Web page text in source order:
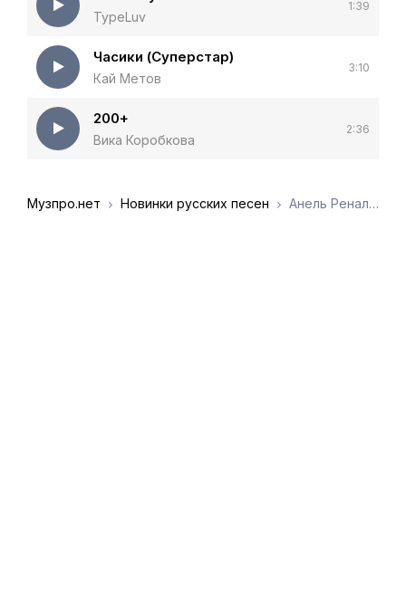
TypeLuv
1:39
Часики (Суперстар)
Кай Метов
3:10
200+
Вика Коробкова
2:36
Музпро.нет Новинки русских песен Анель Ренальди - Red Flag